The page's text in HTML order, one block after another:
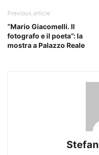
Previous article
“Mario Giacomelli. Il
fotografo e il poeta”: la
mostra a Palazzo Reale